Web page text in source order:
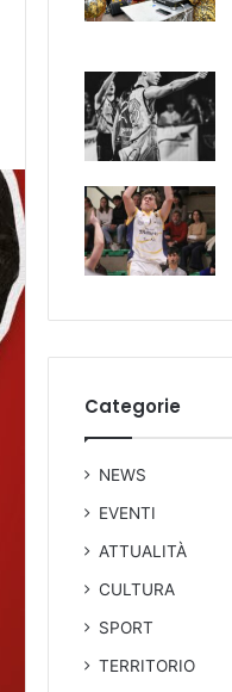
Categorie
NEWS
EVENTI
ATTUALITÀ
CULTURA
SPORT
TERRITORIO